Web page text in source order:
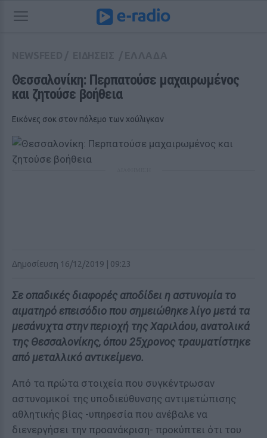
Θεσσαλονίκη: Περπατούσε μαχαιρωμένος
και ζητούσε βοήθεια
Εικόνες σοκ στον πόλεμο των χούλιγκαν
Δημοσίευση 16/12/2019 | 09:23
Σε οπαδικές διαφορές αποδίδει η αστυνομία το
αιματηρό επεισόδιο που σημειώθηκε λίγο μετά τα
μεσάνυχτα στην περιοχή της Χαριλάου, ανατολικά
της Θεσσαλονίκης, όπου 25χρονος τραυματίστηκε
από μεταλλικό αντικείμενο.
Από τα πρώτα στοιχεία που συγκέντρωσαν
αστυνομικοί της υποδιεύθυνσης αντιμετώπισης
αθλητικής βίας -υπηρεσία που ανέβαλε να
διενεργήσει την προανάκριση- προκύπτει ότι του